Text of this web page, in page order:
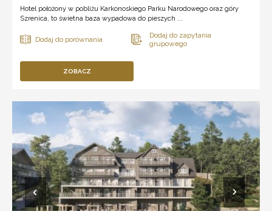
Hotel położony w pobliżu Karkonoskiego Parku Narodowego oraz góry
Szrenica, to świetna baza wypadowa do pieszych ...
ZOBACZ